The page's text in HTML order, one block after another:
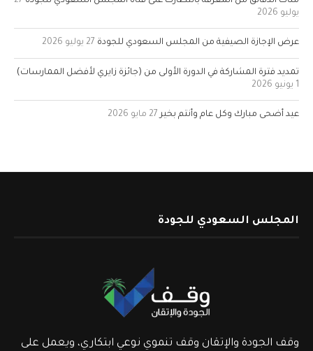
يوليو 2026
عرض الإجازة الصيفية من المجلس السعودي للجودة 27 يوليو 2026
تمديد فترة المشاركة في الدورة الأولى من (جائزة زايري لأفضل الممارسات)
1 يونيو 2026
عيد أضحى مبارك وكل عام وأنتم بخير 27 مايو 2026
المجلس السعودي للجودة
وقف الجودة والإتقان وقف تنموي نوعي ابتكاري، ويعمل على